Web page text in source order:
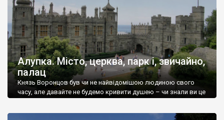
Алупка. Місто, церква, парк і, звичайно,
палац
Князь Воронцов був чи не найвідомішою людиною свого
часу, але давайте не будемо кривити душею – чи знали ви це